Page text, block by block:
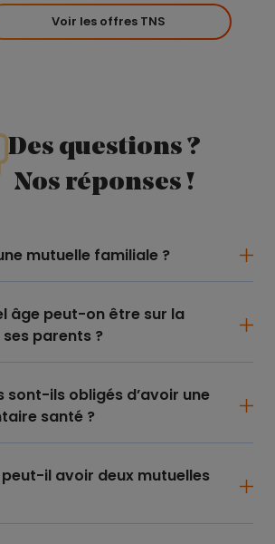
Voir les offres TNS
Des questions ?
Nos réponses !
mutuelle familiale ?
âge peut-on être sur la
parents ?
sont-ils obligés d’avoir une
santé ?
il avoir deux mutuelles